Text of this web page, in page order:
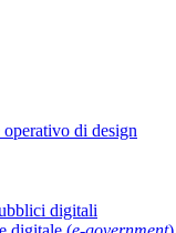
di design
digitali